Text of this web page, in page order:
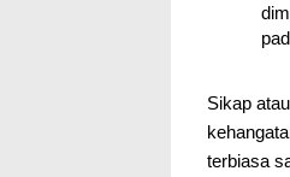
Sikap
terbiasa